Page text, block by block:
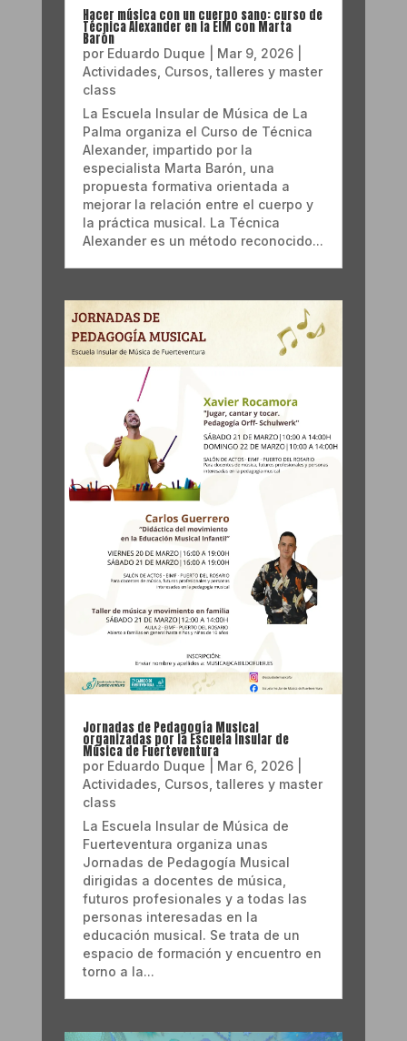
Hacer música con un cuerpo sano: curso de
Técnica Alexander en la EIM con Marta
Barón
por Eduardo Duque Mar 9, 2026|
Actividades Cursos, talleres y master
class
La Escuela Insular de Música de La
Palma organiza el Curso de Técnica
Alexander, impartido por la
especialista Marta Barón, una
propuesta formativa orientada a
mejorar la relación entre el cuerpo y
la práctica musical. La Técnica
Alexander es un método reconocido...
Jornadas de Pedagogía Musical
organizadas por la Escuela Insular de
Música de Fuerteventura
por Eduardo Duque Mar 6, 2026|
Actividades Cursos, talleres y master
class
La Escuela Insular de Música de
Fuerteventura organiza unas
Jornadas de Pedagogía Musical
dirigidas a docentes de música,
futuros profesionales y a todas las
personas interesadas en la
educación musical. Se trata de un
espacio de formación y encuentro en
torno a la...